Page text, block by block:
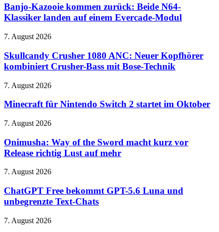
im
Mittelpunkt
kommen
zurück:
Beide
Klassiker
auf
einem
Modul
Banjo-Kazooie kommen zurück: Beide N64-
Klassiker landen auf einem Evercade-Modul
Skullcandy
1080
ANC:
Neuer
kombiniert
Bass
Bose-
7. August 2026
Skullcandy Crusher 1080 ANC: Neuer Kopfhörer
kombiniert Crusher-Bass mit Bose-Technik
Minecraft
Nintendo
2
startet
im
Oktober
7. August 2026
Minecraft für Nintendo Switch 2 startet im Oktober
Onimusha:
of
the
Sword
kurz
Release
richtig
auf
7. August 2026
Onimusha: Way of the Sword macht kurz vor
Release richtig Lust auf mehr
ChatGPT
bekommt
GPT-
5.6
und
7. August 2026
ChatGPT Free bekommt GPT-5.6 Luna und
unbegrenzte Text-Chats
Primetime:
7. August 2026